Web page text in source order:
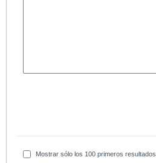
Mostrar sólo los 100 primeros resultados